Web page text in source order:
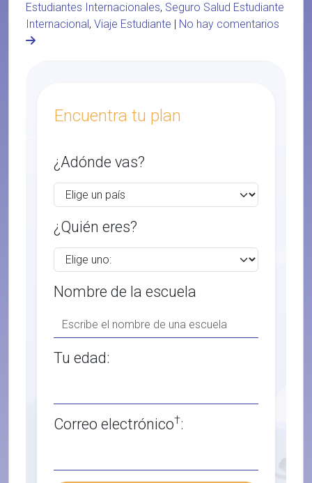
Estudiantes Internacionales, Seguro Salud Estudiante
Internacional, Viaje Estudiante | No hay comentarios
Encuentra tu plan
¿Adónde vas?
¿Quién eres?
Nombre de la escuela
Tu edad:
Correo electrónico†: